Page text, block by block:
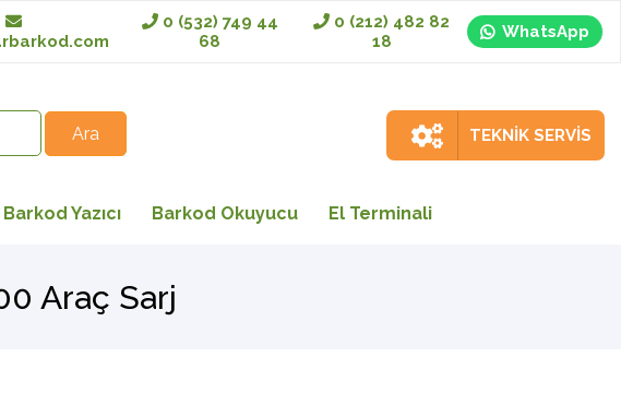
0 (532) 749 44
68
0 (212) 482 82
18
WhatsApp
TEKNİK SERVİS
Barkod Yazıcı Barkod Okuyucu El Terminali
Araç Sarj